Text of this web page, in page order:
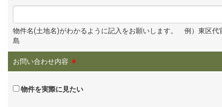
物件名(土地名)がわかるように記入をお願いします。 例）東区代
島
お問い合わせ内容 ※
物件を実際に見たい